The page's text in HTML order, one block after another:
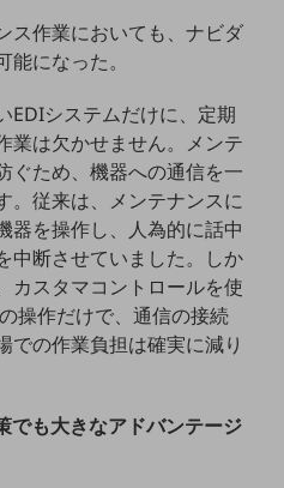
ス作業においても、ナビダ
になった。
EDIシステムだけに、定期
業は欠かせません。メンテ
ぐため、機器への通信を一
。従来は、メンテナンスに
器を操作し、人為的に話中
中断させていました。しか
カスタマコントロールを使
操作だけで、通信の接続
での作業負担は確実に減り
でも大きなアドバンテージ